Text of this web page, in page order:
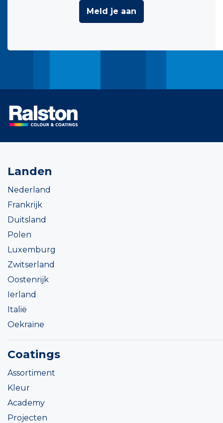
Meld je aan
Landen
Nederland
Frankrijk
Duitsland
Polen
Luxemburg
Zwitserland
Oostenrijk
Ierland
Italië
Oekraïne
Coatings
Assortiment
Kleur
Academy
Projecten